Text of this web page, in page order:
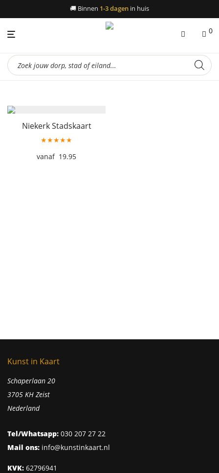
🚚 Binnen 1-3 dagen in huis
0
Producten
zoeken
Niekerk Stadskaart
★★★★★
19.95
Kunst in Kaart
Schaperlaan 20
3705 KH Zeist
Nederland
Tel/Whatsapp: 030 207 27 22
Mail ons: info@kunstinkaart.nl
KVK: 62796941